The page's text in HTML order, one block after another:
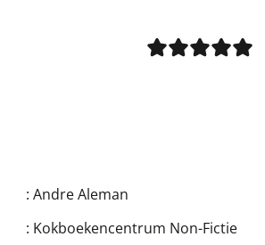
: Andre Aleman
: Kokboekencentrum Non-Fictie